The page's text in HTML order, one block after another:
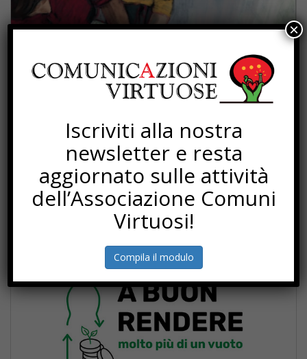
Iscriviti alla nostra
newsletter e resta
aggiornato sulle attività
dell’Associazione Comuni
Virtuosi!
Compila il modulo
×